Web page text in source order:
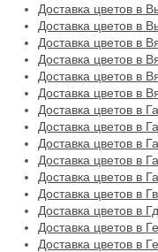
Доставка цветов в
Доставка цветов в
Доставка цветов в
Доставка цветов в
Доставка цветов в
Доставка цветов в
Доставка цветов в
Доставка цветов в
Доставка цветов в
Доставка цветов в
Доставка цветов в
Доставка цветов в
Доставка цветов в
Доставка цветов в
Доставка цветов в